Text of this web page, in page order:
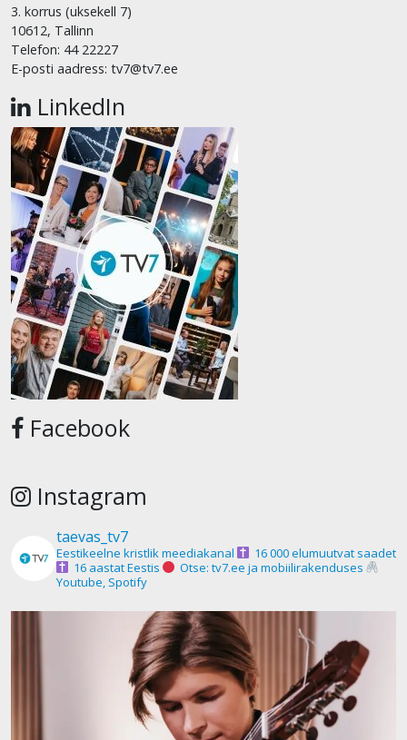
3. korrus (uksekell 7)
10612, Tallinn
Telefon: 44 22227
E-posti aadress: tv7@tv7.ee
LinkedIn
Facebook
Instagram
taevas_tv7
Eestikeelne kristlik meediakanal
16 000 elumuutvat saadet
16 aastat Eestis
Otse: tv7.ee ja mobiilirakenduses
Youtube, Spotify